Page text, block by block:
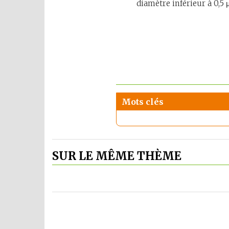
diamètre inférieur à 0,5
Mots clés
SUR LE MÊME THÈME